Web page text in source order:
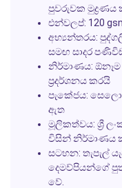
පුවරුවක මුද්‍රණය
එන්වලප්: 120
අභ්‍යන්තරය:
සමඟ සාදර
නිර්මාණය:
ප්‍රදර්ශනය කරයි
පැකේජය:
ඇත
මූලිකත්වය: ශ්‍රී
විසින් නිර්මාණය
සටහන: තැපැල්
දෙමව්පියන්ගේ
වේ.